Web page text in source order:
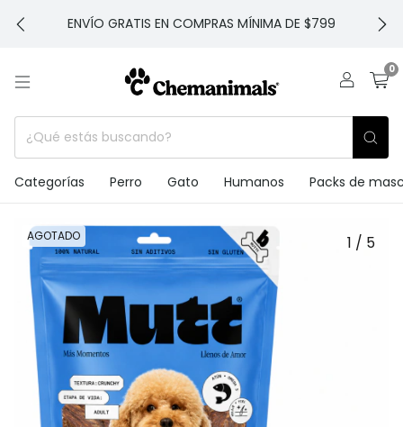
ENVÍO GRATIS EN COMPRAS MÍNIMA DE $799
0
Categorías Perro Gato Humanos Packs de
AGOTADO 1 / 5